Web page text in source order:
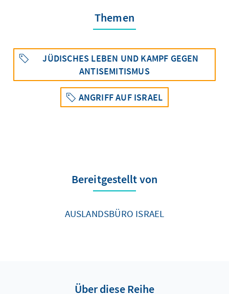
Themen
JÜDISCHES LEBEN UND KAMPF GEGEN
ANTISEMITISMUS
ANGRIFF AUF ISRAEL
Bereitgestellt von
AUSLANDSBÜRO ISRAEL
Über diese Reihe